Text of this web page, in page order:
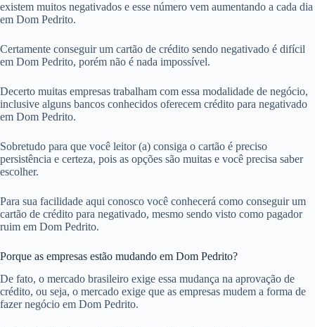
existem muitos negativados e esse número vem aumentando a cada dia
em Dom Pedrito.
Certamente conseguir um cartão de crédito sendo negativado é difícil
em Dom Pedrito, porém não é nada impossível.
Decerto muitas empresas trabalham com essa modalidade de negócio,
inclusive alguns bancos conhecidos oferecem crédito para negativado
em Dom Pedrito.
Sobretudo para que você leitor (a) consiga o cartão é preciso
persistência e certeza, pois as opções são muitas e você precisa saber
escolher.
Para sua facilidade aqui conosco você conhecerá como conseguir um
cartão de crédito para negativado, mesmo sendo visto como pagador
ruim em Dom Pedrito.
Porque as empresas estão mudando em Dom Pedrito?
De fato, o mercado brasileiro exige essa mudança na aprovação de
crédito, ou seja, o mercado exige que as empresas mudem a forma de
fazer negócio em Dom Pedrito.